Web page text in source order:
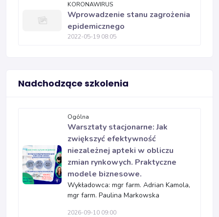
KORONAWIRUS
Wprowadzenie stanu zagrożenia
epidemicznego
2022-05-19 08:05
Nadchodzące szkolenia
Ogólna
Warsztaty stacjonarne: Jak
zwiększyć efektywność
niezależnej apteki w obliczu
zmian rynkowych. Praktyczne
modele biznesowe.
Wykładowca: mgr farm. Adrian Kamola,
mgr farm. Paulina Markowska
2026-09-10 09:00